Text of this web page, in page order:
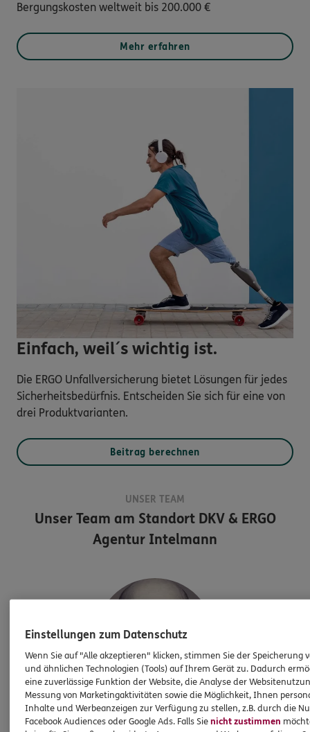
Bergungskosten weltweit bis 200.000 €
Mehr erfahren
Einfach, weil´s wichtig ist.
Die ERGO Unfallversicherung bietet Lösungen für jedes
Sicherheitsbedürfnis. Entscheiden Sie sich für eine von
drei Produktvarianten.
Beitrag berechnen
UNSER TEAM
Unser Team am StandortDKV & ERGO
Agentur Intelmann
Carsten Intelmann
Einstellungen zum Datenschutz
Wenn Sie auf "Alle akzeptieren" klicken, stimmen Sie der Speicherung
und ähnlichen Technologien (Tools) auf Ihrem Gerät zu. Dadurch
eine zuverlässige Funktion der Website, die Analyse der
Messung von Marketingaktivitäten sowie die Möglichkeit, Ihnen
Inhalte und Werbeanzeigen zur Verfügung zu stellen, z.B. durch die
Facebook Audiences oder Google Ads. Falls Sienicht zustimmen